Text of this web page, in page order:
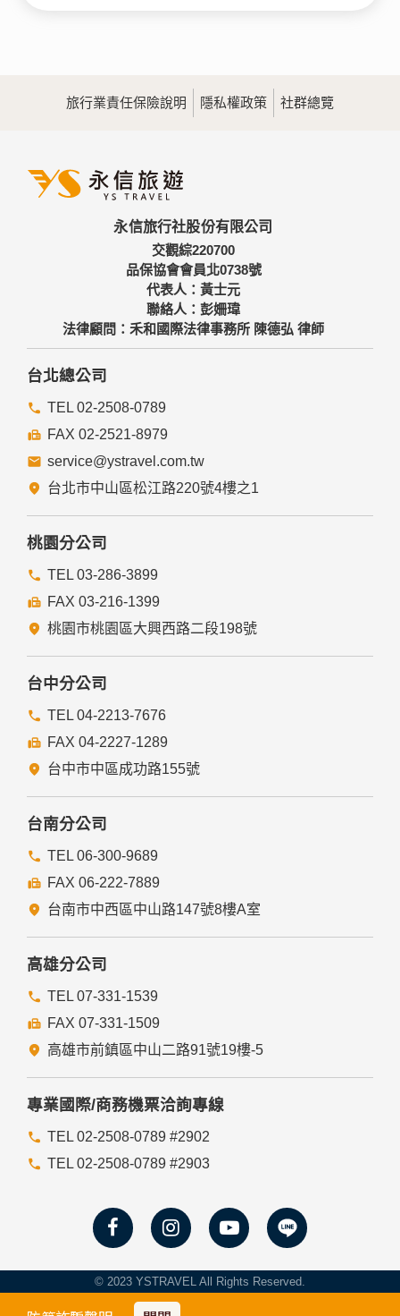
旅行業責任保險說明 隱私權政策 社群總覽
永信旅行社股份有限公司
交觀綜220700
品保協會會員北0738號
代表人：黃士元
聯絡人：彭姍瑋
法律顧問：禾和國際法律事務所 陳德弘 律師
台北總公司
TEL 02-2508-0789
FAX 02-2521-8979
service@ystravel.com.tw
台北市中山區松江路220號4樓之1
桃園分公司
TEL 03-286-3899
FAX 03-216-1399
桃園市桃園區大興西路二段198號
台中分公司
TEL 04-2213-7676
FAX 04-2227-1289
台中市中區成功路155號
台南分公司
TEL 06-300-9689
FAX 06-222-7889
台南市中西區中山路147號8樓A室
高雄分公司
TEL 07-331-1539
FAX 07-331-1509
高雄市前鎮區中山二路91號19樓-5
專業國際/商務機票洽詢專線
TEL 02-2508-0789 #2902
TEL 02-2508-0789 #2903
© 2023 YSTRAVEL All Rights Reserved.